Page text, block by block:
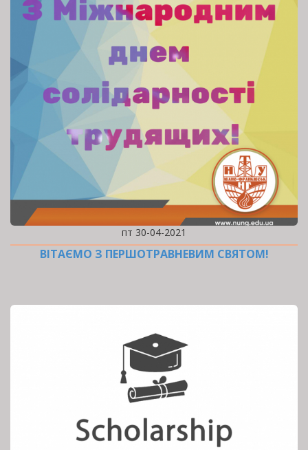
пт 30-04-2021
ВІТАЄМО З ПЕРШОТРАВНЕВИМ СВЯТОМ!